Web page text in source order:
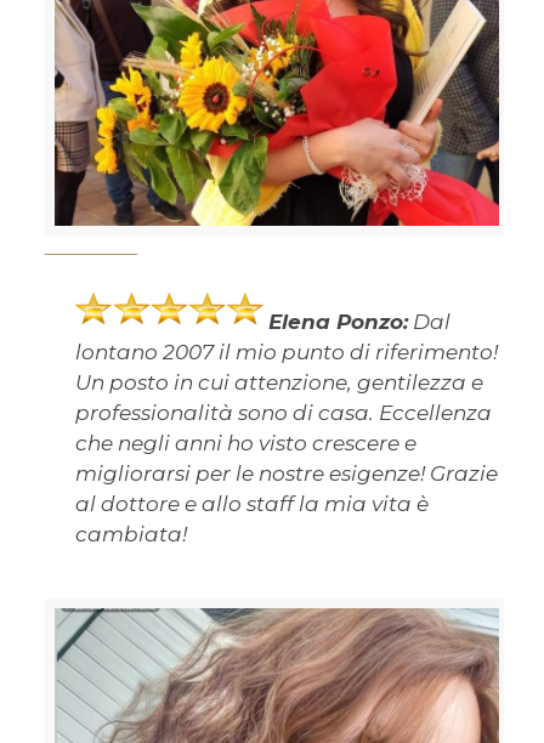
Elena Ponzo: Dal
lontano 2007 il mio punto di riferimento!
Un posto in cui attenzione, gentilezza e
professionalità sono di casa. Eccellenza
che negli anni ho visto crescere e
migliorarsi per le nostre esigenze! Grazie
al dottore e allo staff la mia vita è
cambiata!